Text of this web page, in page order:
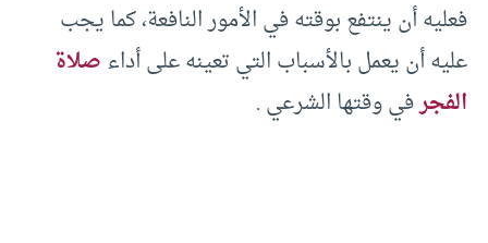
فعليه أن ينتفع بوقته في الأمور النافعة، كما يجب
عليه أن يعمل بالأسباب التي تعينه على أداءصلاة
الفجرفي وقتها الشرعي .